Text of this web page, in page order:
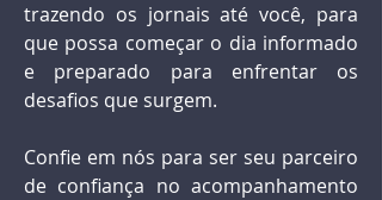
trazendo os jornais até você, para
que possa começar o dia informado
e preparado para enfrentar os
desafios que surgem.
Confie em nós para ser seu parceiro
de confiança no acompanhamento